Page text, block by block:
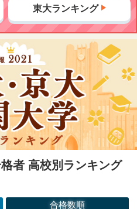
東大ランキング
者 高校別ランキング
合格数順